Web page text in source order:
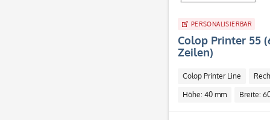
PERSONALISIERBAR
Colop Printer 55
Zeilen)
Colop Printer Line
Höhe: 40 mm Breite: